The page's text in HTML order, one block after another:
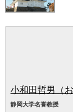
小和田哲男（
静岡大学名誉教授